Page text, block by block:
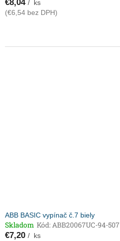
€8,04 / ks
(€6,54 bez DPH)
ABB BASIC vypínač č.7 biely
Skladom Kód:ABB20067UC-94-507
€7,20 / ks